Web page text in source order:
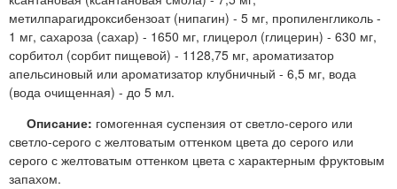
метилпарагидроксибензоат (нипагин) - 5 мг, пропиленгликоль -
1 мг, сахароза (сахар) - 1650 мг, глицерол (глицерин) - 630 мг,
сорбитол (сорбит пищевой) - 1128,75 мг, ароматизатор
апельсиновый или ароматизатор клубничный - 6,5 мг, вода
(вода очищенная) - до 5 мл.
Описание: гомогенная суспензия от светло-серого или
светло-серого с желтоватым оттенком цвета до серого или
серого с желтоватым оттенком цвета с характерным фруктовым
запахом.